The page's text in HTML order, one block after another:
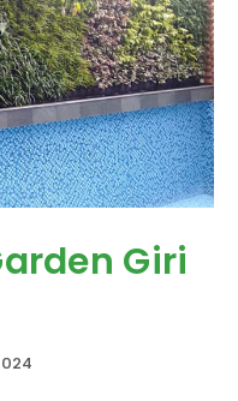
Giri